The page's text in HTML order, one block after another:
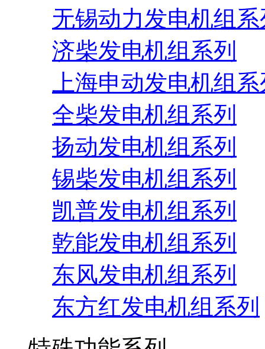
无锡动力发电机组系
济柴发电机组系列
上海申动发电机组
全柴发电机组系列
扬动发电机组系列
锡柴发电机组系列
凯普发电机组系列
乾能发电机组系列
东风发电机组系列
东方红发电机组系列